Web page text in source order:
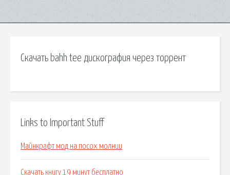
Скачать bahh tee дискография через торрент
Links to Important Stuff
Майнкрафт мод на посох молнии
Скачать книгу 19 минут бесплатно